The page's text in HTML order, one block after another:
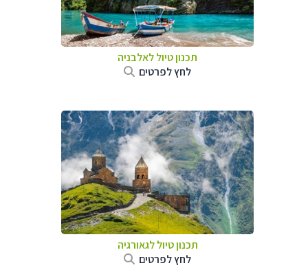
תכנון טיול לאלבניה
לחץ לפרטים
תכנון טיול לגאורגיה
לחץ לפרטים